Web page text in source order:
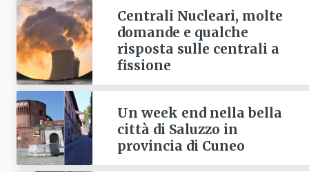
Centrali Nucleari, molte
domande e qualche
risposta sulle centrali a
fissione
Un week end nella bella
città di Saluzzo in
provincia di Cuneo